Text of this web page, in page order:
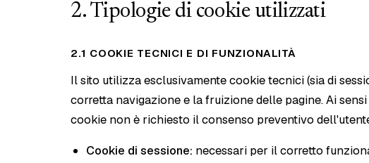
2. Tipologie di cookie utilizzati
2.1 COOKIE TECNICI E DI FUNZIONALITÀ
Il sito utilizza esclusivamente cookie tecnici (sia di
corretta navigazione e la fruizione delle pagine. Ai
cookie non è richiesto il consenso preventivo
Cookie di sessione: necessari per il corretto